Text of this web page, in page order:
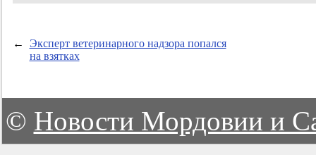
←
Эксперт ветеринарного надзора попался
на взятках
© Новости Мордовии и